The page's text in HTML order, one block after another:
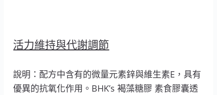
活力維持與代謝調節
說明：配方中含有的微量元素鋅與維生素E，具有
優異的抗氧化作用。BHK’s 褐藻糖膠 素食膠囊透